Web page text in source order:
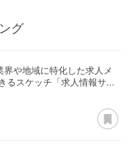
グ
界や地域に特化した求人メ
るスケッチ「求人情報サ...